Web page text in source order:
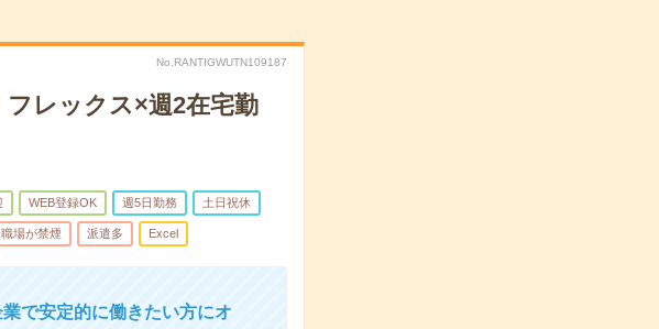
No.RANTIGWUTN109187
レックス×週2在宅勤
WEB登録OK 週5日勤務 土日祝休
職場が禁煙 派遣多 Excel
で安定的に働きたい方にオ